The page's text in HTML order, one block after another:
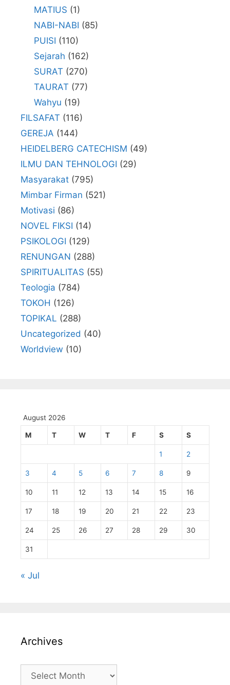
MATIUS (1)
NABI-NABI (85)
PUISI (110)
Sejarah (162)
SURAT (270)
TAURAT (77)
Wahyu (19)
FILSAFAT (116)
GEREJA (144)
HEIDELBERG CATECHISM (49)
ILMU DAN TEHNOLOGI (29)
Masyarakat (795)
Mimbar Firman (521)
Motivasi (86)
NOVEL FIKSI (14)
PSIKOLOGI (129)
RENUNGAN (288)
SPIRITUALITAS (55)
Teologia (784)
TOKOH (126)
TOPIKAL (288)
Uncategorized (40)
Worldview (10)
August 2026
M T W T F S S
1 2
3 4 5 6 7 8 9
10 11 12 13 14 15 16
17 18 19 20 21 22 23
24 25 26 27 28 29 30
31
« Jul
Archives
Archives